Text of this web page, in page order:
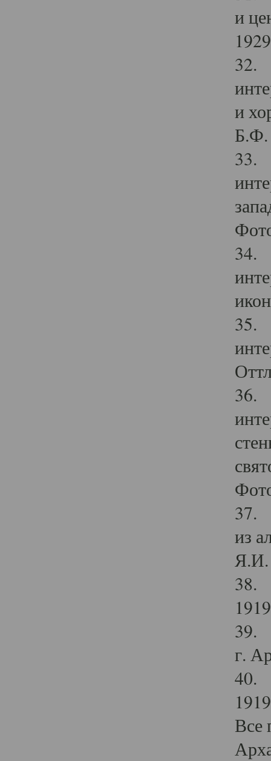
и
32.
и
Б.Ф.
33.
34.
35.
36.
37.
из
Я.И.
38.
39.
г.
40.
Все